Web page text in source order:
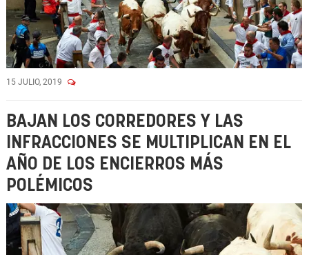
15 JULIO, 2019
BAJAN LOS CORREDORES Y LAS
INFRACCIONES SE MULTIPLICAN EN EL
AÑO DE LOS ENCIERROS MÁS
POLÉMICOS